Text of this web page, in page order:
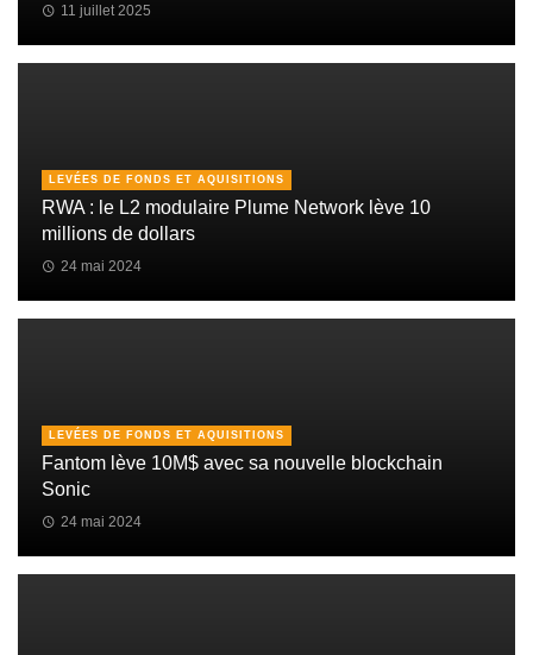
11 juillet 2025
LEVÉES DE FONDS ET AQUISITIONS
RWA : le L2 modulaire Plume Network lève 10
millions de dollars
24 mai 2024
LEVÉES DE FONDS ET AQUISITIONS
Fantom lève 10M$ avec sa nouvelle blockchain
Sonic
24 mai 2024